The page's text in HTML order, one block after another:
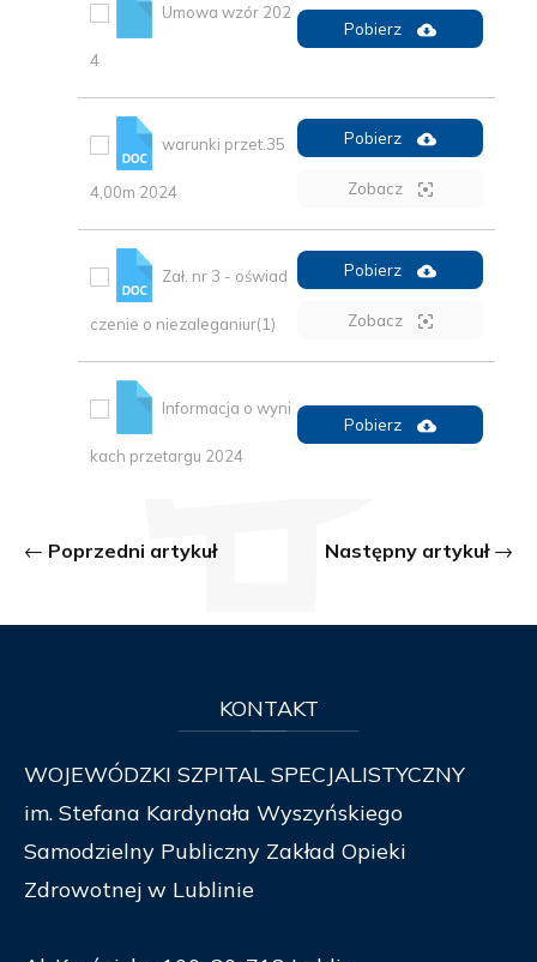
Umowa wzór 202
4
Pobierz
warunki przet.35
4,00m 2024
Pobierz
Zobacz
Zał. nr 3 - oświad
czenie o niezaleganiur(1)
Pobierz
Zobacz
Informacja o wyni
kach przetargu 2024
Pobierz
Poprzedni artykuł Następny artykuł
KONTAKT
WOJEWÓDZKI SZPITAL SPECJALISTYCZNY
im. Stefana Kardynała Wyszyńskiego
Samodzielny Publiczny Zakład Opieki
Zdrowotnej w Lublinie